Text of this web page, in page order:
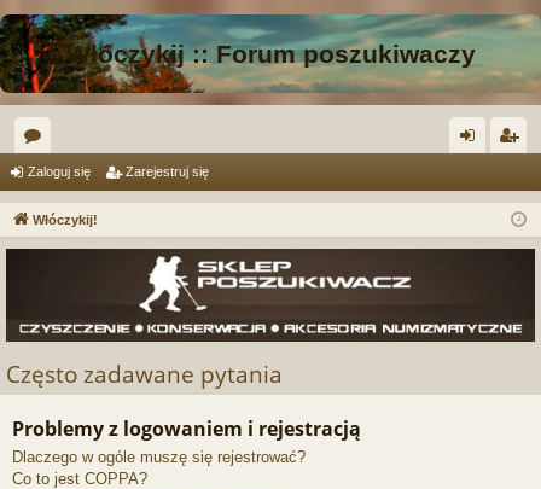
Włóczykij :: Forum poszukiwaczy
or
a og ej
Zaloguj się Zarejestruj się
Włóczykij!
Często zadawane pytania
Problemy z logowaniem i rejestracją
Dlaczego w ogóle muszę się rejestrować?
Co to jest COPPA?